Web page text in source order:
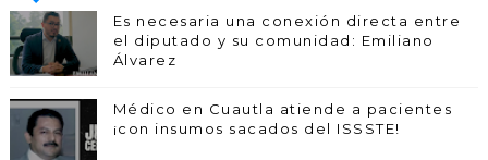
POPULARESEs necesaria una conexión directa entre
el diputado y su comunidad: Emiliano
Álvarez
Médico en Cuautla atiende a pacientes
¡con insumos sacados del ISSSTE!